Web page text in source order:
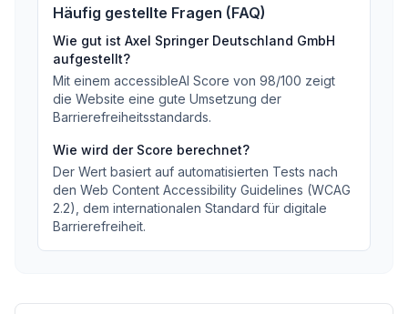
Häufig gestellte Fragen (FAQ)
Wie gut ist Axel Springer Deutschland GmbH
aufgestellt?
Mit einem accessibleAI Score von 98/100 zeigt
die Website eine gute Umsetzung der
Barrierefreiheitsstandards.
Wie wird der Score berechnet?
Der Wert basiert auf automatisierten Tests nach
den Web Content Accessibility Guidelines (WCAG
2.2), dem internationalen Standard für digitale
Barrierefreiheit.